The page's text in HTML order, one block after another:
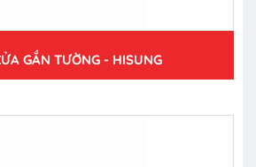
GẮN TƯỜNG - HISUNG